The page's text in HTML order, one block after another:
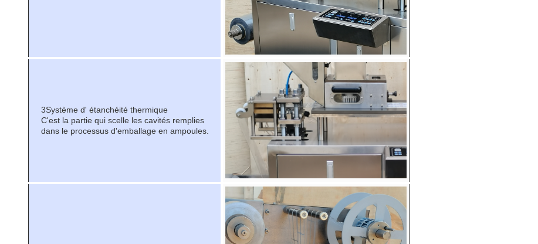
3Système d' étanchéité thermique
C'est la partie qui scelle les cavités remplies
dans le processus d'emballage en ampoules.